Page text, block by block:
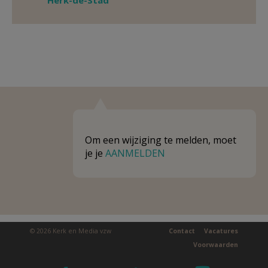
Om een wijziging te melden, moet
je je AANMELDEN
© 2026 Kerk en Media vzw Vacatures
Contact
Voorwaarden